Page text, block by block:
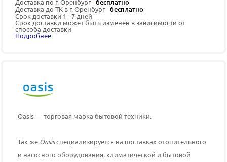
Доставка до ТК в г. Оренбург -бесплатно
Срок доставки 1 - 7 дней
Срок доставки может быть изменен в зависимости от
способа доставки
Подробнее
Oasis — торговая марка бытовой техники.
Так же Oasisспециализируется на поставках отопительного
и насосного оборудования, климатической и бытовой